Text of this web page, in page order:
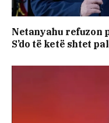
Netanyahu refuzon
S’do të ketë shtet